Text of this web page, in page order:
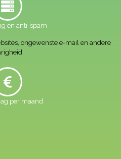
en anti-spam
ongewenste e-mail en andere
per maand